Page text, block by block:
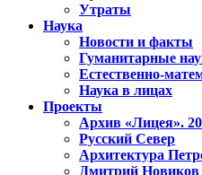
Утраты
Наука
Новости и факты
Гуманитарные
Естественно-
Наука в лицах
Проекты
Архив «Лицея».
Русский Север
Архитектура
Дмитрий Новиков